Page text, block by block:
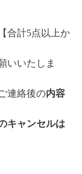
合計5点以上か
いいたしま
連絡後の内容
キャンセルは